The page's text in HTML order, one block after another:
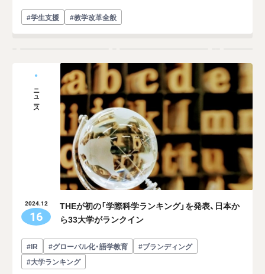
#学生支援 #教学改革全般
ニュース
2024.12
16
THEが初の「学際科学ランキング」を発表、日本か
ら33大学がランクイン
#IR #グローバル化・語学教育
#ブランディング
#大学ランキング